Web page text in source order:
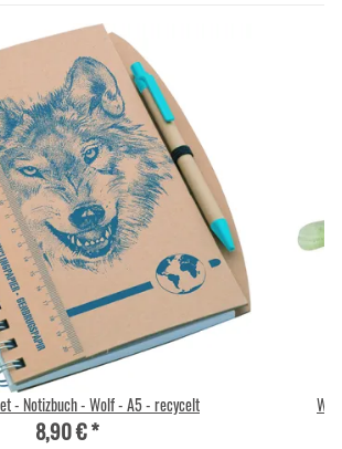
- Notizbuch - Wolf - A5 - recycelt
8,90 €*